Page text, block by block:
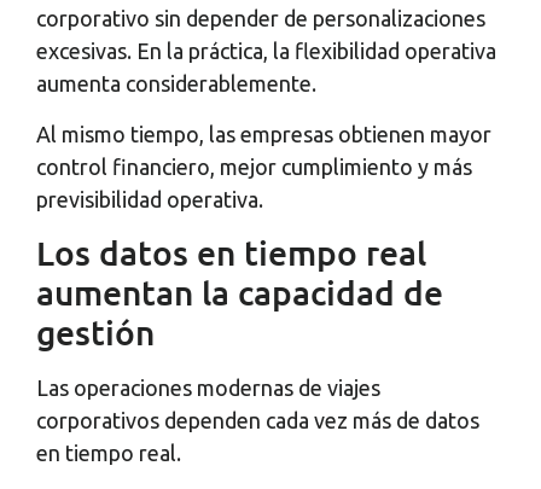
corporativo sin depender de personalizaciones
excesivas. En la práctica, la flexibilidad operativa
aumenta considerablemente.
Al mismo tiempo, las empresas obtienen mayor
control financiero, mejor cumplimiento y más
previsibilidad operativa.
Los datos en tiempo real
aumentan la capacidad de
gestión
Las operaciones modernas de viajes
corporativos dependen cada vez más de datos
en tiempo real.